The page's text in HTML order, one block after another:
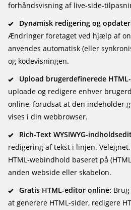
forhåndsvisning af live-side-
Dynamisk redigering og
Ændringer foretaget ved hjælp af
anvendes automatisk (eller
og kodevisningen.
Upload brugerdefinerede
uploade og redigere enhver
online, forudsat at den indeholder
vises i din webbrowser.
Rich-Text WYSIWYG-
redigering af tekst i linjen.
HTML-webindhold baseret på
anden webside eller skabelon.
Gratis HTML-editor online:
at generere HTML-sider, redigere